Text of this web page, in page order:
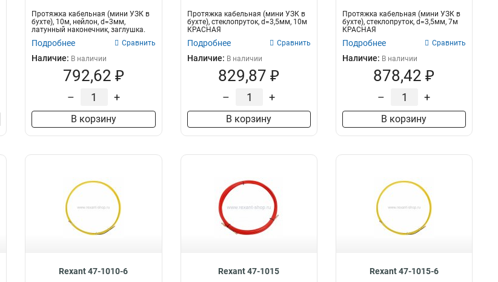
Протяжка кабельная (мини УЗК в
бухте), 10м, нейлон, d=3мм,
латунный наконечник, заглушка.
Подробнее Сравнить
Наличие: В наличии
792,62 ₽
– +
В корзину
Протяжка кабельная (мини УЗК в
бухте), стеклопруток, d=3,5мм, 10м
КРАСНАЯ
Подробнее Сравнить
Наличие: В наличии
829,87 ₽
– +
В корзину
Протяжка кабельная (мини УЗК в
бухте), стеклопруток, d=3,5мм, 7м
КРАСНАЯ
Подробнее Сравнить
Наличие: В наличии
878,42 ₽
– +
В корзину
Rexant 47-1010-6 Rexant 47-1015 Rexant 47-1015-6